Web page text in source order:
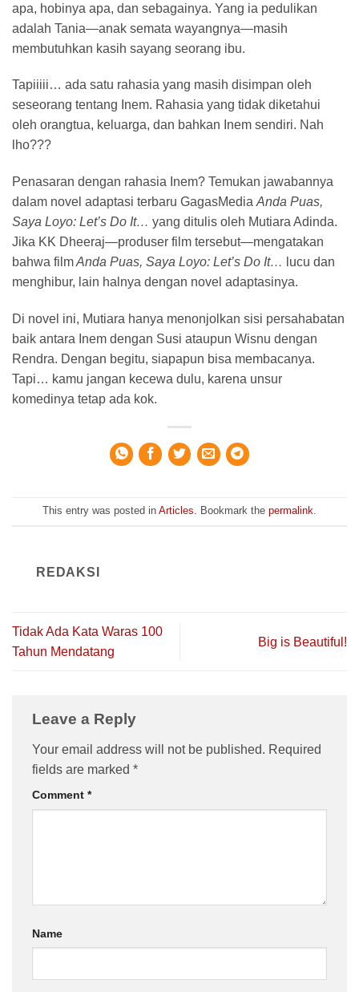
apa, hobinya apa, dan sebagainya. Yang ia pedulikan
adalah Tania—anak semata wayangnya—masih
membutuhkan kasih sayang seorang ibu.
Tapiiiii… ada satu rahasia yang masih disimpan oleh
seseorang tentang Inem. Rahasia yang tidak diketahui
oleh orangtua, keluarga, dan bahkan Inem sendiri. Nah
lho???
Penasaran dengan rahasia Inem? Temukan jawabannya
dalam novel adaptasi terbaru GagasMedia Anda Puas,
Saya Loyo: Let’s Do It… yang ditulis oleh Mutiara Adinda.
Jika KK Dheeraj—produser film tersebut—mengatakan
bahwa filmAnda Puas, Saya Loyo: Let’s Do It…
lucu dan
menghibur, lain halnya dengan novel adaptasinya.
Di novel ini, Mutiara hanya menonjolkan sisi persahabatan
baik antara Inem dengan Susi ataupun Wisnu dengan
Rendra. Dengan begitu, siapapun bisa membacanya.
Tapi… kamu jangan kecewa dulu, karena unsur
komedinya tetap ada kok.
This entry was posted in Articles. Bookmark the permalink.
REDAKSI
Tidak Ada Kata Waras 100
Tahun Mendatang
Big is Beautiful!
Leave a Reply
Your email address will not be published. Required
fields are marked *
Comment *
Name